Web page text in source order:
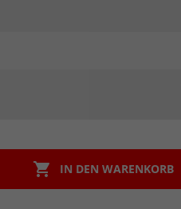
 IN DEN WARENKORB